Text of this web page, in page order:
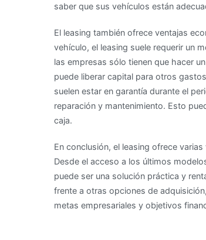
saber que sus vehículos están
El leasing también ofrece ventajas
vehículo, el leasing suele requerir un
las empresas sólo tienen que hacer
puede liberar capital para otros
suelen estar en garantía durante el
reparación y mantenimiento. Esto
caja.
En conclusión, el leasing ofrece
Desde el acceso a los últimos
puede ser una solución práctica y
frente a otras opciones de
metas empresariales y objetivos